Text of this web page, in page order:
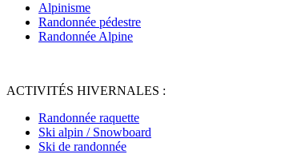
Alpinisme
Randonnée pédestre
Randonnée Alpine
ACTIVITÉS HIVERNALES :
Randonnée raquette
Ski alpin / Snowboard
Ski de randonnée